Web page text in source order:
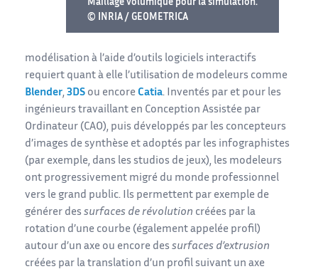
Maillage volumique pour la simulation.
© INRIA / GEOMETRICA
modélisation à l’aide d’outils logiciels interactifs
requiert quant à elle l’utilisation de modeleurs comme
Blender, 3DS ou encore Catia. Inventés par et pour les
ingénieurs travaillant en Conception Assistée par
Ordinateur (CAO), puis développés par les concepteurs
d’images de synthèse et adoptés par les infographistes
(par exemple, dans les studios de jeux), les modeleurs
ont progressivement migré du monde professionnel
vers le grand public. Ils permettent par exemple de
générer des surfaces de révolution créées par la
rotation d’une courbe (également appelée profil)
autour d’un axe ou encore des surfaces d’extrusion
créées par la translation d’un profil suivant un axe